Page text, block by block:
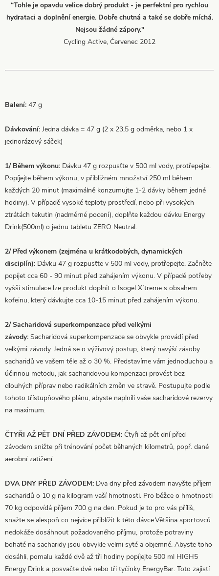
“Tohle je opavdu velice dobrý produkt - je perfektní pro rychlou
hydrataci a doplnění energie. Dobře chutná a také se dobře míchá.
Nejsou žádné zápory."
Cycling Active, Červenec 2012
Balení: 47 g
Dávkování: Jedna dávka = 47 g (2 x 23,5 g odměrka, nebo 1 x
jednorázový sáček)
1/ Během výkonu: Dávku 47 g rozpusťte v 500 ml vody, protřepejte.
Popíjejte během výkonu, v přibližném množství 250 ml během
každých 20 minut (maximálně konzumujte 1-2 dávky během jedné
hodiny). V případě vysoké teploty prostředí, nebo při vysokých
ztrátách tekutin (nadměrné pocení), doplňte každou dávku Energy
Drink(500ml) o jednu tabletu ZERO Neutral.
2/ Před výkonem (zejména u krátkodobých, dynamických
disciplín): Dávku 47 g rozpusťte v 500 ml vody, protřepejte. Začněte
popíjet cca 60 - 90 minut před zahájením výkonu. V případě potřeby
vyšší stimulace lze produkt doplnit o Isogel X´treme s obsahem
kofeinu, který dávkujte cca 10-15 minut před zahájením výkonu.
2/ Sacharidová superkompenzace před velkými
závody: Sacharidová superkompenzace se obvykle provádí před
velkými závody. Jedná se o výživový postup, který navýší zásoby
sacharidů ve vašem těle až o 30 %. Představíme vám jednoduchou a
účinnou metodu, jak sacharidovou kompenzaci provést bez
dlouhých příprav nebo radikálních změn ve stravě. Postupujte podle
tohoto třístupňového plánu, abyste naplnili vaše sacharidové rezervy
na maximum.
ČTYŘI AŽ PĚT DNÍ PŘED ZÁVODEM: Čtyři až pět dní před
závodem snižte při trénování počet běhaných kilometrů, popř. dané
aerobní zatížení.
DVA DNY PŘED ZÁVODEM: Dva dny před závodem navyšte příjem
sacharidů o 10 g na kilogram vaší hmotnosti. Pro běžce o hmotnosti
70 kg odpovídá příjem 700 g na den. Pokud je to pro vás příliš,
snažte se alespoň co nejvíce přiblížit k této dávce.Většina sportovců
nedokáže dosáhnout požadovaného příjmu, protože potraviny
bohaté na sacharidy jsou obvykle velmi syté a objemné. Abyste toho
dosáhli, pomalu každé dvě až tři hodiny popíjejte 500 ml HIGH5
Energy Drink a posvačte dvě nebo tři tyčinky EnergyBar. Toto zajistí